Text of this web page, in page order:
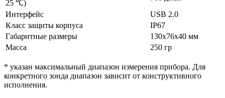
25 ℃)
Интерфейс
USB 2.0
Класс защиты корпуса
IP67
Габаритные размеры
130x76x40 мм
Масса
250 гр
* указан максимальный диапазон измерения прибора. Для
конкретного зонда диапазон зависит от конструктивного
исполнения.